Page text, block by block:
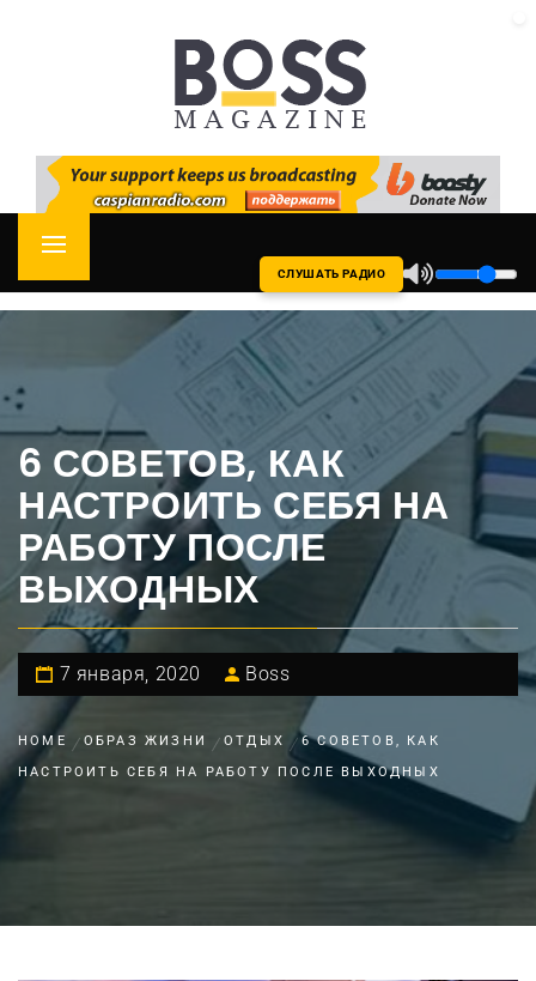
CASPIAN RADIO
Primary
Menu
СЛУШАТЬ РАДИО
6 СОВЕТОВ, КАК
НАСТРОИТЬ СЕБЯ НА
РАБОТУ ПОСЛЕ
ВЫХОДНЫХ
7 января, 2020 Boss
HOME ОБРАЗ ЖИЗНИ ОТДЫХ
6 СОВЕТОВ, КАК
НАСТРОИТЬ СЕБЯ НА РАБОТУ ПОСЛЕ ВЫХОДНЫХ